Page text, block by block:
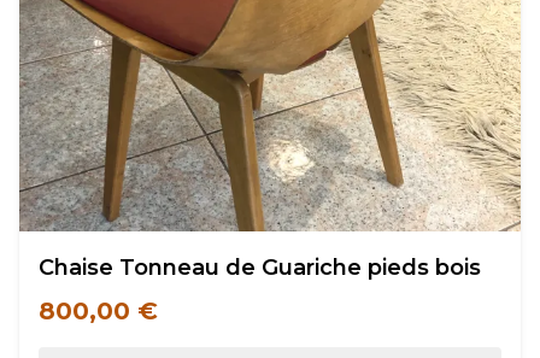
Chaise Tonneau de Guariche pieds bois
800,00 €